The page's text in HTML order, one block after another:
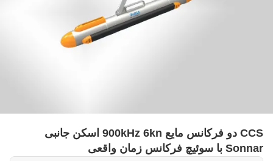
CCS دو فرکانس مایع 900kHz 6kn اسکن جانبی
Sonnar با سوئیچ فرکانس زمان واقعی